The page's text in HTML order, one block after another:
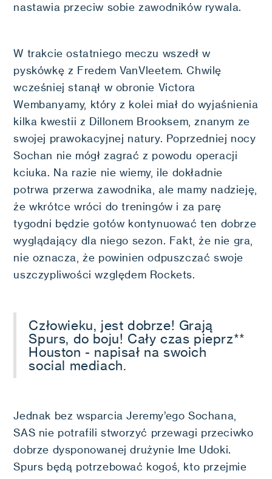
nastawia przeciw sobie zawodników rywala.
W trakcie ostatniego meczu wszedł w
pyskówkę z Fredem VanVleetem. Chwilę
wcześniej stanął w obronie Victora
Wembanyamy, który z kolei miał do wyjaśnienia
kilka kwestii z Dillonem Brooksem, znanym ze
swojej prawokacyjnej natury. Poprzedniej nocy
Sochan nie mógł zagrać z powodu operacji
kciuka. Na razie nie wiemy, ile dokładnie
potrwa przerwa zawodnika, ale mamy nadzieję,
że wkrótce wróci do treningów i za parę
tygodni będzie gotów kontynuować ten dobrze
wyglądający dla niego sezon. Fakt, że nie gra,
nie oznacza, że powinien odpuszczać swoje
uszczypliwości względem Rockets.
Człowieku, jest dobrze! Grają
Spurs, do boju! Cały czas pieprz**
Houston - napisał na swoich
social mediach.
Jednak bez wsparcia Jeremy’ego Sochana,
SAS nie potrafili stworzyć przewagi przeciwko
dobrze dysponowanej drużynie Ime Udoki.
Spurs będą potrzebować kogoś, kto przejmie